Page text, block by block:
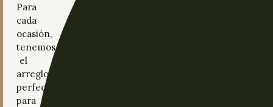
Para
cada
ocasión,
tenemos
el
arreglo
perfecto
para